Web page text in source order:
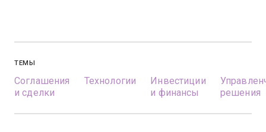
ТЕМЫ
Соглашения
и сделки
Технологии
Инвестиции
и финансы
решения